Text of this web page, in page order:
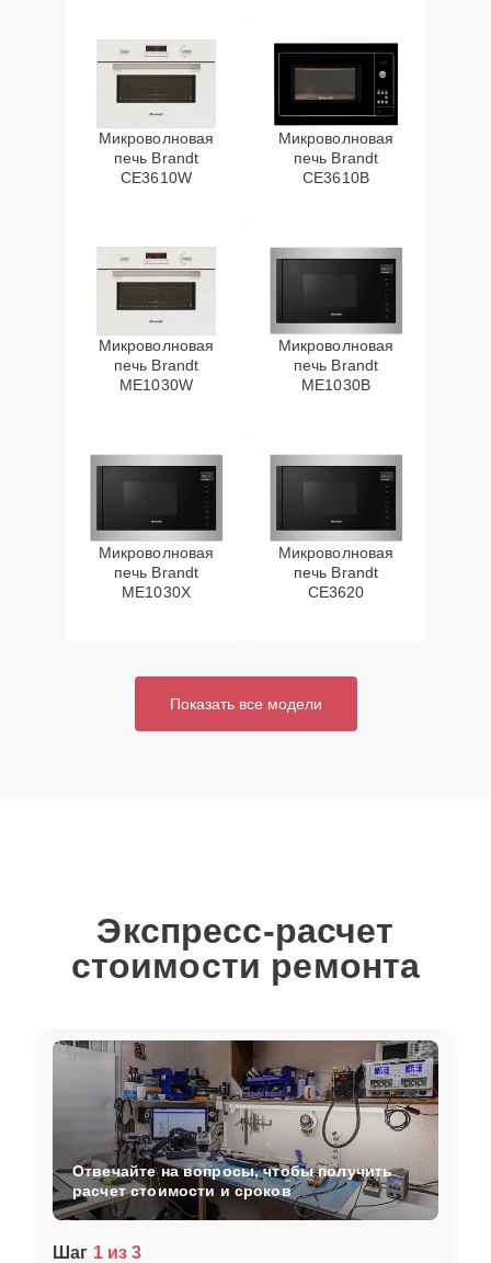
Микроволновая
печь Brandt
CE3610W
Микроволновая
печь Brandt
CE3610B
Микроволновая
печь Brandt
ME1030W
Микроволновая
печь Brandt
ME1030B
Микроволновая
печь Brandt
ME1030X
Микроволновая
печь Brandt
CE3620
Показать все модели
Экспресс-расчет
стоимости ремонта
Шаг 1 из 3
Отвечайте на вопросы, чтобы получить
расчет стоимости и сроков